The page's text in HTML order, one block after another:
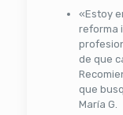
«Estoy
reforma
de que
que
María G.